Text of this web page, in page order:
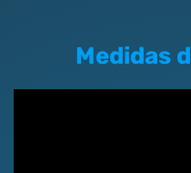
Medidas